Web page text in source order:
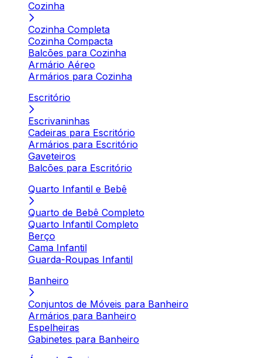
Cozinha
Cozinha Completa
Cozinha Compacta
Balcões para Cozinha
Armário Aéreo
Armários para Cozinha
Escritório
Escrivaninhas
Cadeiras para Escritório
Armários para Escritório
Gaveteiros
Balcões para Escritório
Quarto Infantil e Bebê
Quarto de Bebê Completo
Quarto Infantil Completo
Berço
Cama Infantil
Guarda-Roupas Infantil
Banheiro
Conjuntos de Móveis para Banheiro
Armários para Banheiro
Espelheiras
Gabinetes para Banheiro